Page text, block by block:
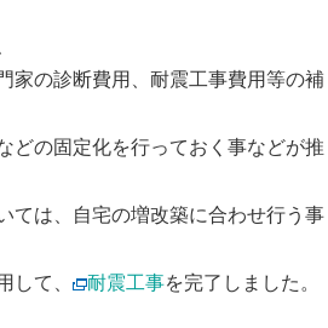
家の診断費用、耐震工事費用等の補
どの固定化を行っておく事などが推
ては、自宅の増改築に合わせ行う事
して、
耐震工事を完了しました。